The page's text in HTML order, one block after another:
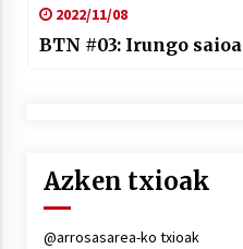
2022/11/08
BTN #03: Irungo saioa
Azken txioak
@arrosasarea-ko txioak